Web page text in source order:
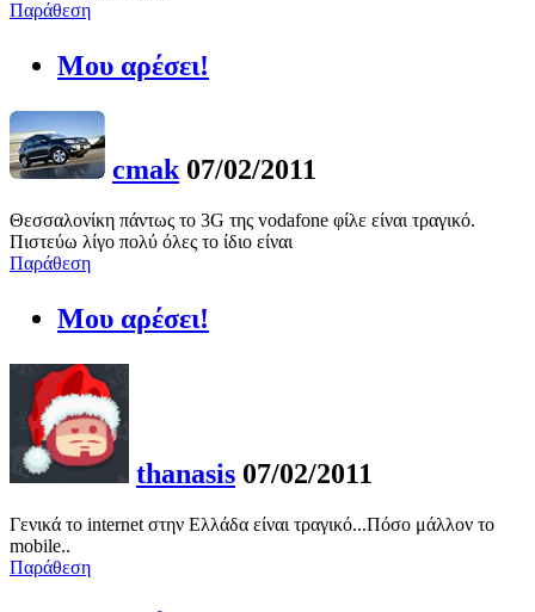
Παράθεση
Μου αρέσει!
cmak 07/02/2011
Θεσσαλονίκη πάντως το 3G της vodafone φίλε είναι τραγικό.
Πιστεύω λίγο πολύ όλες το ίδιο είναι
Παράθεση
Μου αρέσει!
thanasis 07/02/2011
Γενικά το internet στην Ελλάδα είναι τραγικό...Πόσο μάλλον το
mobile..
Παράθεση